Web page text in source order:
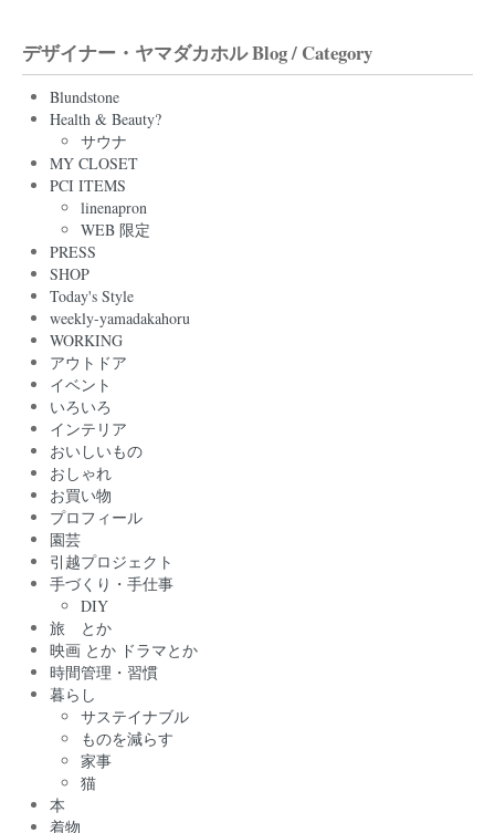
デザイナー・ヤマダカホル Blog / Category
Blundstone
Health & Beauty?
サウナ
MY CLOSET
PCI ITEMS
linenapron
WEB 限定
PRESS
SHOP
Today's Style
weekly-yamadakahoru
WORKING
アウトドア
イベント
いろいろ
インテリア
おいしいもの
おしゃれ
お買い物
プロフィール
園芸
引越プロジェクト
手づくり・手仕事
DIY
旅 とか
映画 とか ドラマとか
時間管理・習慣
暮らし
サステイナブル
ものを減らす
家事
猫
本
着物